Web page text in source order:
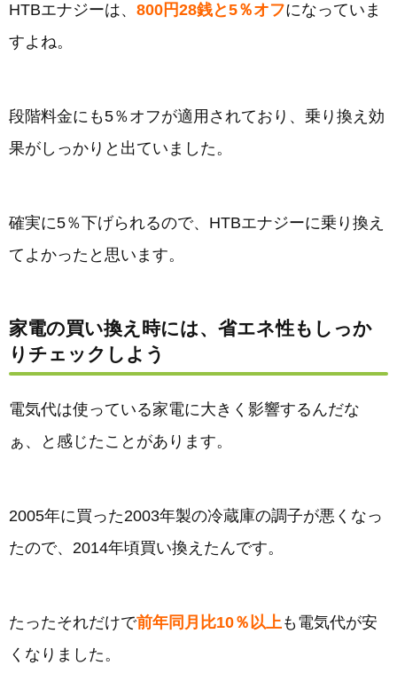
HTBエナジーは、 800円28銭と5％オフになっていま
すよね。
段階料金にも5％オフが適用されており、乗り換え効
果がしっかりと出ていました。
確実に5％下げられるので、HTBエナジーに乗り換え
てよかったと思います。
家電の買い換え時には、省エネ性もしっか
りチェックしよう
電気代は使っている家電に大きく影響するんだな
ぁ、と感じたことがあります。
2005年に買った2003年製の冷蔵庫の調子が悪くなっ
たので、2014年頃買い換えたんです。
たったそれだけで前年同月比10％以上も電気代が安
くなりました。